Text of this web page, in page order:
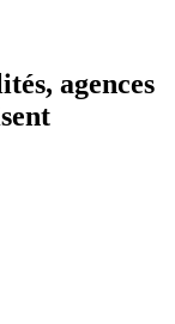
agences